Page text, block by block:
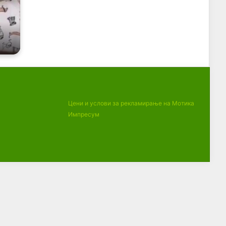
Цени и услови за рекламирање на Мотика
Импресум